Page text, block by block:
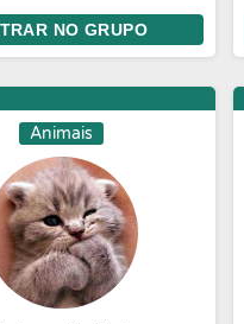
tosa🧼🥰
vendas
NO GRUPO
Animais